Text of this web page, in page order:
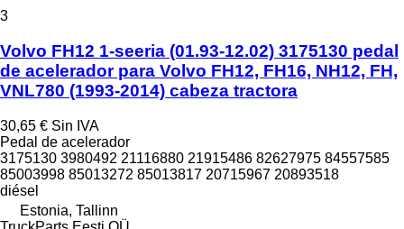
3
Volvo FH12 1-seeria (01.93-12.02) 3175130 pedal
de acelerador para Volvo FH12, FH16, NH12, FH,
VNL780 (1993-2014) cabeza tractora
30,65 € Sin IVA
Pedal de acelerador
3175130 3980492 21116880 21915486 82627975 84557585
85003998 85013272 85013817 20715967 20893518
diésel
Estonia, Tallinn